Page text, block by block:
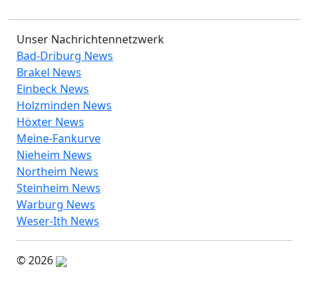
Unser Nachrichtennetzwerk
Bad-Driburg News
Brakel News
Einbeck News
Holzminden News
Höxter News
Meine-Fankurve
Nieheim News
Northeim News
Steinheim News
Warburg News
Weser-Ith News
© 2026